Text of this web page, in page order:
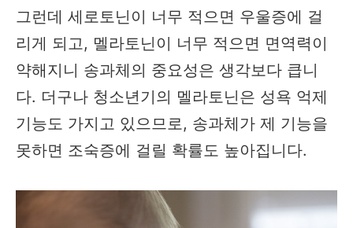
그런데 세로토닌이 너무 적으면 우울증에 걸
리게 되고, 멜라토닌이 너무 적으면 면역력이
약해지니 송과체의 중요성은 생각보다 큽니
다. 더구나 청소년기의 멜라토닌은 성욕 억제
기능도 가지고 있으므로, 송과체가 제 기능을
못하면 조숙증에 걸릴 확률도 높아집니다.